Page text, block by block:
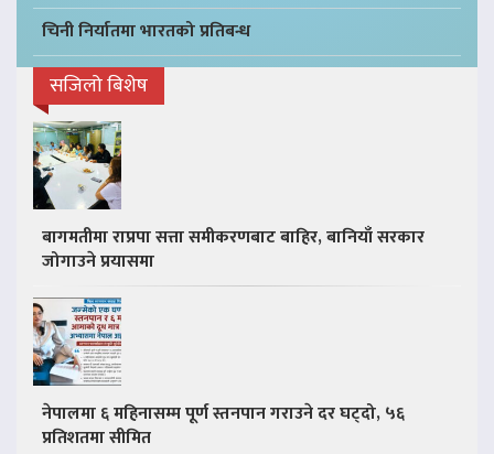
चिनी निर्यातमा भारतको प्रतिबन्ध
सजिलो बिशेष
बागमतीमा राप्रपा सत्ता समीकरणबाट बाहिर, बानियाँ सरकार
जोगाउने प्रयासमा
नेपालमा ६ महिनासम्म पूर्ण स्तनपान गराउने दर घट्दो, ५६
प्रतिशतमा सीमित